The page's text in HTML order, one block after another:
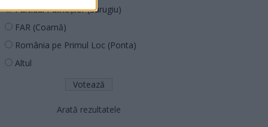
Partidul Patrioților (Surugiu)
FAR (Coarnă)
România pe Primul Loc (Ponta)
Altul
Arată rezultatele